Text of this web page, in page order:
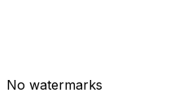
No watermarks